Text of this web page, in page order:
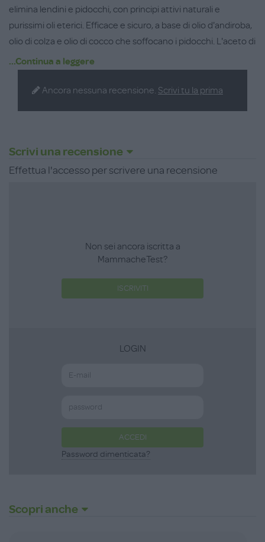
elimina lendini e pidocchi, con principi attivi naturali e
purissimi oli eterici. Efficace e sicuro, a base di olio d'andiroba,
olio di colza e olio di cocco che soffocano i pidocchi. L'aceto di
quassia attacca l'involucro delle lendini, impedendo l'arrivo di
capelli e ha un'ottima tollerabilità. Senza insetticidi, siliconi e
...Continua a leggere
Ancora nessuna recensione. Scrivi tu la prima
Scrivi una recensione
Effettua l'accesso per scrivere una recensione
Non sei ancora iscritta a
MammacheTest?
ISCRIVITI
LOGIN
ACCEDI
Password dimenticata?
Scopri anche